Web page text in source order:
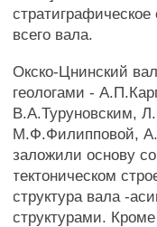
всего вала.
Окско-Цнинский
геологами -
В.А.Туруновским,
М.Ф.Филипповой,
заложили основу
тектоническом
структура вала -
структурами.